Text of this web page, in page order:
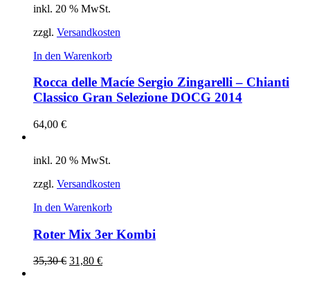
inkl. 20 % MwSt.
zzgl. Versandkosten
In den Warenkorb
Rocca delle Macíe Sergio Zingarelli – Chianti
Classico Gran Selezione DOCG 2014
64,00 €
inkl. 20 % MwSt.
zzgl. Versandkosten
In den Warenkorb
Roter Mix 3er Kombi
35,30€ 31,80 €